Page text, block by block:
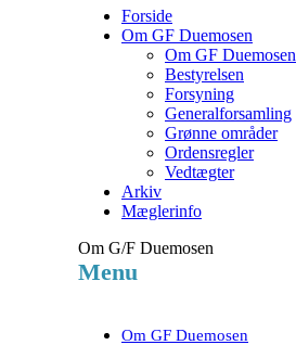
Forside
Om GF Duemosen
Om GF Duemosen
Bestyrelsen
Forsyning
Generalforsamling
Grønne områder
Ordensregler
Vedtægter
Arkiv
Mæglerinfo
Om G/F Duemosen
Menu
Om GF Duemosen